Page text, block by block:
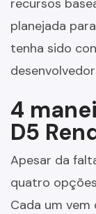
recursos
planejada
tenha sido
4
D5
Apesar da
quatro
Cada um